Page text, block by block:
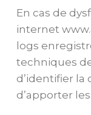
En cas de
internet
logs
techniques de
d’identifier la
d’apporter